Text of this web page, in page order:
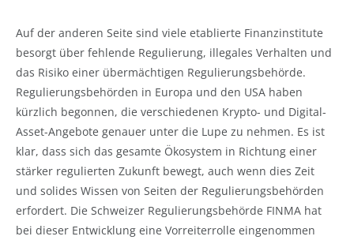
Auf der anderen Seite sind viele etablierte Finanzinstitute
besorgt über fehlende Regulierung, illegales Verhalten und
das Risiko einer übermächtigen Regulierungsbehörde.
Regulierungsbehörden in Europa und den USA haben
kürzlich begonnen, die verschiedenen Krypto- und Digital-
Asset-Angebote genauer unter die Lupe zu nehmen. Es ist
klar, dass sich das gesamte Ökosystem in Richtung einer
stärker regulierten Zukunft bewegt, auch wenn dies Zeit
und solides Wissen von Seiten der Regulierungsbehörden
erfordert. Die Schweizer Regulierungsbehörde FINMA hat
bei dieser Entwicklung eine Vorreiterrolle eingenommen